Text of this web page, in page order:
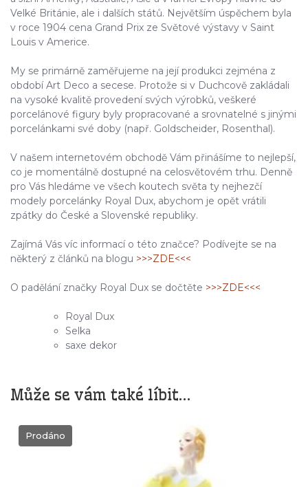
Velké Británie, ale i dalších států. Největším úspěchem byla
v roce 1904 cena Grand Prix ze Světové výstavy v Saint
Louis v Americe.
My se primárně zaměřujeme na její produkci zejména z
období Art Deco a secese. Protože si v Duchcově zakládali
na vysoké kvalitě provedení svých výrobků, veškeré
porcelánové figury byly propracované a srovnatelné s jinými
porcelánkami své doby (např. Goldscheider, Rosenthal).
V našem internetovém obchodě Vám přinášíme to nejlepší,
co je momentálně dostupné na celosvětovém trhu. Denně
pro Vás hledáme ve všech koutech světa ty nejhezčí
modely porcelánky Royal Dux, abychom je opět vrátili
zpátky do České a Slovenské republiky.
Zajímá Vás víc informací o této značce? Podívejte se na
některý z článků na blogu >>>ZDE<<<
O padělání značky Royal Dux se dočtěte >>>ZDE<<<
Royal Dux
Selka
saxe dekor
Může se vám také líbit…
Prodáno